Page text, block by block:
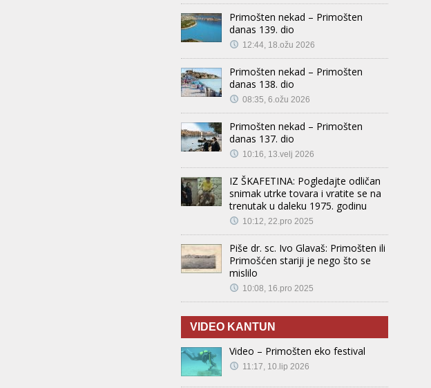
Primošten nekad – Primošten
danas 139. dio
12:44, 18.ožu 2026
Primošten nekad – Primošten
danas 138. dio
08:35, 6.ožu 2026
Primošten nekad – Primošten
danas 137. dio
10:16, 13.velj 2026
IZ ŠKAFETINA: Pogledajte odličan
snimak utrke tovara i vratite se na
trenutak u daleku 1975. godinu
10:12, 22.pro 2025
Piše dr. sc. Ivo Glavaš: Primošten ili
Primošćen stariji je nego što se
mislilo
10:08, 16.pro 2025
VIDEO KANTUN
Video – Primošten eko festival
11:17, 10.lip 2026